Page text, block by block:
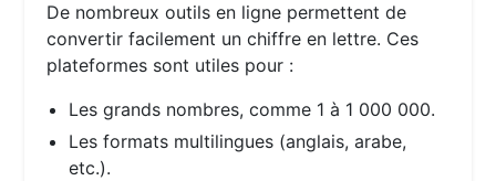
De nombreux outils en ligne permettent de
convertir facilement un chiffre en lettre. Ces
plateformes sont utiles pour :
Les grands nombres, comme 1 à 1 000 000.
Les formats multilingues (anglais, arabe,
etc.).